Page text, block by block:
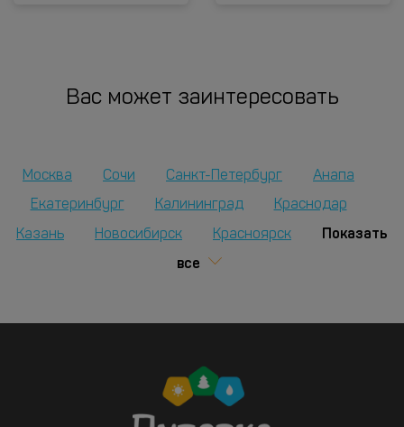
Вас может заинтересовать
Москва Сочи Санкт-Петербург
Анапа
Екатеринбург
Калининград Краснодар
Казань Новосибирск Красноярск
Показать
все